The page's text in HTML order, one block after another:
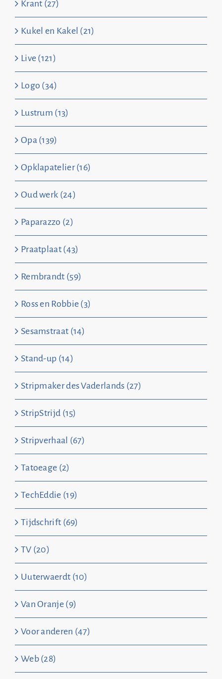
Krant (27)
Kukel en Kakel (21)
Live (121)
Logo (34)
Lustrum (13)
Opa (139)
Opklapatelier (16)
Oud werk (24)
Paparazzo (2)
Praatplaat (43)
Rembrandt (59)
Ross en Robbie (3)
Sesamstraat (14)
Stand-up (14)
Stripmaker des Vaderlands (27)
StripStrijd (15)
Stripverhaal (67)
Tatoeage (2)
TechEddie (19)
Tijdschrift (69)
TV (20)
Uuterwaerdt (10)
Van Oranje (9)
Voor anderen (47)
Web (28)